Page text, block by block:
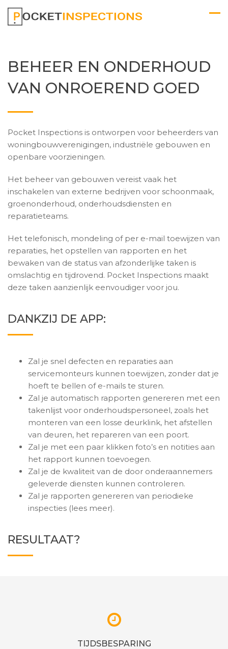
BEHEER EN ONDERHOUD
VAN ONROEREND GOED
Pocket Inspections is ontworpen voor beheerders van
woningbouwverenigingen, industriële gebouwen en
openbare voorzieningen.
Het beheer van gebouwen vereist vaak het
inschakelen van externe bedrijven voor schoonmaak,
groenonderhoud, onderhoudsdiensten en
reparatieteams.
Het telefonisch, mondeling of per e-mail toewijzen van
reparaties, het opstellen van rapporten en het
bewaken van de status van afzonderlijke taken is
omslachtig en tijdrovend. Pocket Inspections maakt
deze taken aanzienlijk eenvoudiger voor jou.
DANKZIJ DE APP:
Zal je snel defecten en reparaties aan
servicemonteurs kunnen toewijzen, zonder dat je
hoeft te bellen of e-mails te sturen.
Zal je automatisch rapporten genereren met een
takenlijst voor onderhoudspersoneel, zoals het
monteren van een losse deurklink, het afstellen
van deuren, het repareren van een poort.
Zal je met een paar klikken foto’s en notities aan
het rapport kunnen toevoegen.
Zal je de kwaliteit van de door onderaannemers
geleverde diensten kunnen controleren.
Zal je rapporten genereren van periodieke
inspecties (lees meer).
RESULTAAT?
TIJDSBESPARING